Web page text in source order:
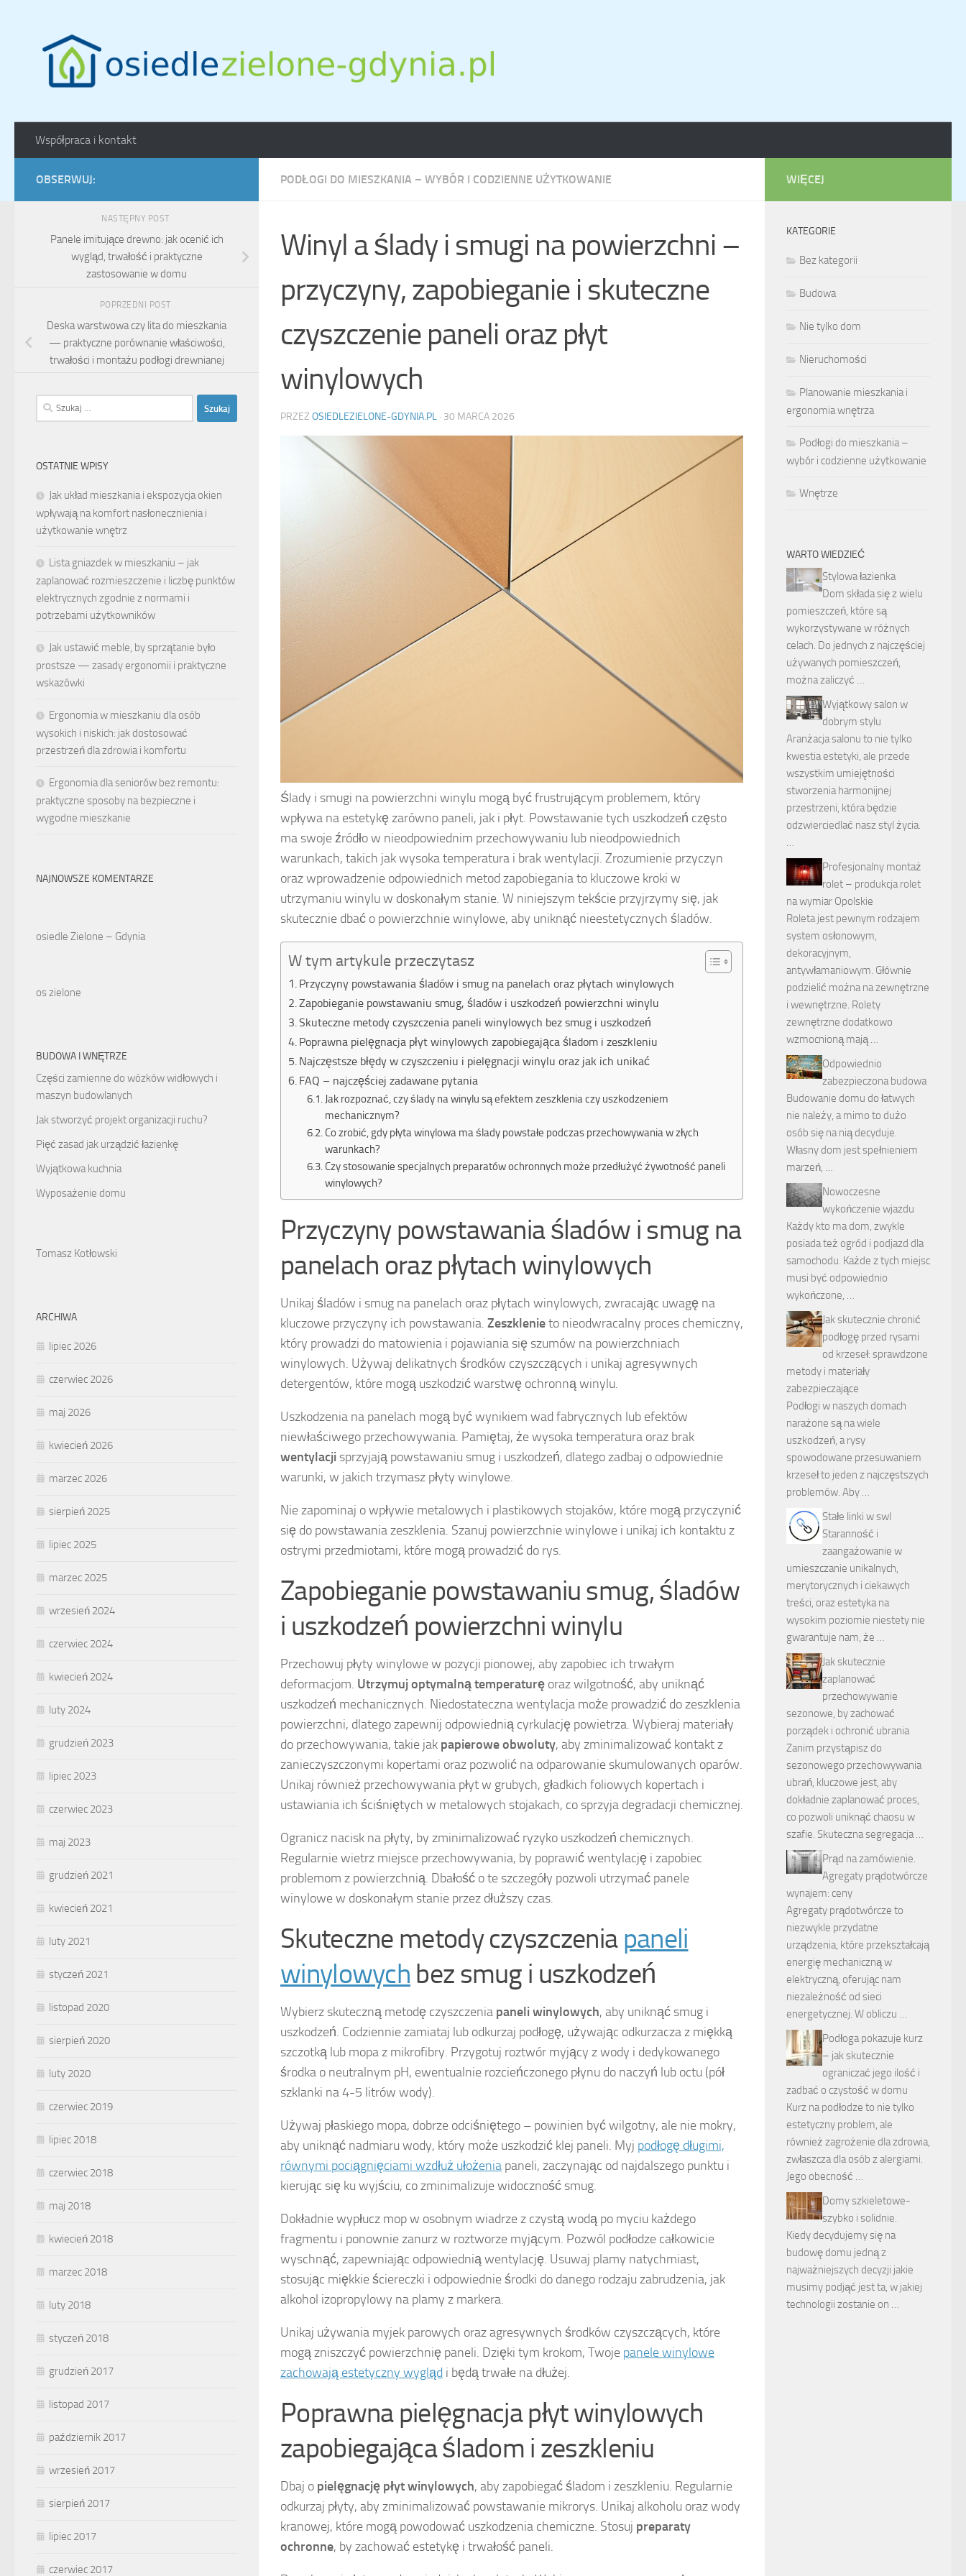
Współpraca i kontakt
PODŁOGI DO MIESZKANIA – WYBÓR I CODZIENNE UŻYTKOWANIE
Winyl a ślady i smugi na powierzchni –
przyczyny, zapobieganie i skuteczne
czyszczenie paneli oraz płyt
winylowych
PRZEZ OSIEDLEZIELONE-GDYNIA.PL · 30 MARCA 2026
Ślady i smugi na powierzchni winylu mogą być frustrującym problemem, który
wpływa na estetykę zarówno paneli, jak i płyt. Powstawanie tych uszkodzeń często
ma swoje źródło w nieodpowiednim przechowywaniu lub nieodpowiednich
warunkach, takich jak wysoka temperatura i brak wentylacji. Zrozumienie przyczyn
oraz wprowadzenie odpowiednich metod zapobiegania to kluczowe kroki w
utrzymaniu winylu w doskonałym stanie. W niniejszym tekście przyjrzymy się, jak
skutecznie dbać o powierzchnie winylowe, aby uniknąć nieestetycznych śladów.
W tym artykule przeczytasz
Przyczyny powstawania śladów i smug na panelach oraz płytach winylowych
Zapobieganie powstawaniu smug, śladów i uszkodzeń powierzchni winylu
Skuteczne metody czyszczenia paneli winylowych bez smug i uszkodzeń
Poprawna pielęgnacja płyt winylowych zapobiegająca śladom i zeszkleniu
Najczęstsze błędy w czyszczeniu i pielęgnacji winylu oraz jak ich unikać
FAQ – najczęściej zadawane pytania
Jak rozpoznać, czy ślady na winylu są efektem zeszklenia czy uszkodzeniem
mechanicznym?
Co zrobić, gdy płyta winylowa ma ślady powstałe podczas przechowywania w złych
warunkach?
Czy stosowanie specjalnych preparatów ochronnych może przedłużyć żywotność paneli
winylowych?
Przyczyny powstawania śladów i smug na
panelach oraz płytach winylowych
Unikaj śladów i smug na panelach oraz płytach winylowych, zwracając uwagę na
kluczowe przyczyny ich powstawania. Zeszklenieto nieodwracalny proces chemiczny,
który prowadzi do matowienia i pojawiania się szumów na powierzchniach
winylowych. Używaj delikatnych środków czyszczących i unikaj agresywnych
detergentów, które mogą uszkodzić warstwę ochronną winylu.
Uszkodzenia na panelach mogą być wynikiem wad fabrycznych lub efektów
niewłaściwego przechowywania. Pamiętaj, że wysoka temperatura oraz brak
wentylacji sprzyjają powstawaniu smug i uszkodzeń, dlatego zadbaj o odpowiednie
warunki, w jakich trzymasz płyty winylowe.
Nie zapominaj o wpływie metalowych i plastikowych stojaków, które mogą przyczynić
się do powstawania zeszklenia. Szanuj powierzchnie winylowe i unikaj ich kontaktu z
ostrymi przedmiotami, które mogą prowadzić do rys.
Zapobieganie powstawaniu smug, śladów
i uszkodzeń powierzchni winylu
Przechowuj płyty winylowe w pozycji pionowej, aby zapobiec ich trwałym
deformacjom. Utrzymuj optymalną temperaturę oraz wilgotność, aby uniknąć
uszkodzeń mechanicznych. Niedostateczna wentylacja może prowadzić do zeszklenia
powierzchni, dlatego zapewnij odpowiednią cyrkulację powietrza. Wybieraj materiały
do przechowywania, takie jak papierowe obwoluty, aby zminimalizować kontakt z
zanieczyszczonymi kopertami oraz pozwolić na odparowanie skumulowanych oparów.
Unikaj również przechowywania płyt w grubych, gładkich foliowych kopertach i
ustawiania ich ściśniętych w metalowych stojakach, co sprzyja degradacji chemicznej.
Ogranicz nacisk na płyty, by zminimalizować ryzyko uszkodzeń chemicznych.
Regularnie wietrz miejsce przechowywania, by poprawić wentylację i zapobiec
problemom z powierzchnią. Dbałość o te szczegóły pozwoli utrzymać panele
winylowe w doskonałym stanie przez dłuższy czas.
Skuteczne metody czyszczeniapaneli
winylowych bez smug i uszkodzeń
Wybierz skuteczną metodę czyszczenia paneli winylowych, aby uniknąć smug i
uszkodzeń. Codziennie zamiataj lub odkurzaj podłogę, używając odkurzacza z miękką
szczotką lub mopa z mikrofibry. Przygotuj roztwór myjący z wody i dedykowanego
środka o neutralnym pH, ewentualnie rozcieńczonego płynu do naczyń lub octu (pół
szklanki na 4-5 litrów wody).
Używaj płaskiego mopa, dobrze odciśniętego – powinien być wilgotny, ale nie mokry,
aby uniknąć nadmiaru wody, który może uszkodzić klej paneli. Myj podłogę długimi,
równymi pociągnięciami wzdłuż ułożenia paneli, zaczynając od najdalszego punktu i
kierując się ku wyjściu, co zminimalizuje widoczność smug.
Dokładnie wypłucz mop w osobnym wiadrze z czystą wodą po myciu każdego
fragmentu i ponownie zanurz w roztworze myjącym. Pozwól podłodze całkowicie
wyschnąć, zapewniając odpowiednią wentylację. Usuwaj plamy natychmiast,
stosując miękkie ściereczki i odpowiednie środki do danego rodzaju zabrudzenia, jak
alkohol izopropylowy na plamy z markera.
Unikaj używania myjek parowych oraz agresywnych środków czyszczących, które
mogą zniszczyć powierzchnię paneli. Dzięki tym krokom, Twoje panele winylowe
zachowają estetyczny wygląd i będą trwałe na dłużej.
Poprawna pielęgnacja płyt winylowych
zapobiegająca śladom i zeszkleniu
Dbaj o pielęgnację płyt winylowych, aby zapobiegać śladom i zeszkleniu. Regularnie
odkurzaj płyty, aby zminimalizować powstawanie mikrorys. Unikaj alkoholu oraz wody
kranowej, które mogą powodować uszkodzenia chemiczne. Stosuj preparaty
ochronne, by zachować estetykę i trwałość paneli.
OBSERWUJ:
NASTĘPNY POST
Panele imitujące drewno: jak ocenić ich
wygląd, trwałość i praktyczne
zastosowanie w domu
POPRZEDNI POST
Deska warstwowa czy lita do mieszkania
— praktyczne porównanie właściwości,
trwałości i montażu podłogi drewnianej
Szukaj:
OSTATNIE WPISY
Jak układ mieszkania i ekspozycja okien
wpływają na komfort nasłonecznienia i
użytkowanie wnętrz
Lista gniazdek w mieszkaniu – jak
zaplanować rozmieszczenie i liczbę punktów
elektrycznych zgodnie z normami i
potrzebami użytkowników
Jak ustawić meble, by sprzątanie było
prostsze — zasady ergonomii i praktyczne
wskazówki
Ergonomia w mieszkaniu dla osób
wysokich i niskich: jak dostosować
przestrzeń dla zdrowia i komfortu
Ergonomia dla seniorów bez remontu:
praktyczne sposoby na bezpieczne i
wygodne mieszkanie
NAJNOWSZE KOMENTARZE
osiedle Zielone – Gdynia
os zielone
BUDOWA I WNĘTRZE
Części zamienne do wózków widłowych i
maszyn budowlanych
Jak stworzyć projekt organizacji ruchu?
Pięć zasad jak urządzić łazienkę
Wyjątkowa kuchnia
Wyposażenie domu
Tomasz Kotłowski
ARCHIWA
lipiec 2026
czerwiec 2026
maj 2026
kwiecień 2026
marzec 2026
sierpień 2025
lipiec 2025
marzec 2025
wrzesień 2024
czerwiec 2024
kwiecień 2024
luty 2024
grudzień 2023
lipiec 2023
czerwiec 2023
maj 2023
grudzień 2021
kwiecień 2021
luty 2021
styczeń 2021
listopad 2020
sierpień 2020
luty 2020
czerwiec 2019
lipiec 2018
czerwiec 2018
maj 2018
kwiecień 2018
marzec 2018
luty 2018
styczeń 2018
grudzień 2017
listopad 2017
październik 2017
wrzesień 2017
sierpień 2017
lipiec 2017
czerwiec 2017
WIĘCEJ
KATEGORIE
Bez kategorii
Budowa
Nie tylko dom
Nieruchomości
Planowanie mieszkania i
ergonomia wnętrza
Podłogi do mieszkania –
wybór i codzienne użytkowanie
Wnętrze
WARTO WIEDZIEĆ
Stylowa łazienka
Dom składa się z wielu
pomieszczeń, które są
wykorzystywane w różnych
celach. Do jednych z najczęściej
używanych pomieszczeń,
można zaliczyć …
Wyjątkowy salon w
dobrym stylu
Aranżacja salonu to nie tylko
kwestia estetyki, ale przede
wszystkim umiejętności
stworzenia harmonijnej
przestrzeni, która będzie
odzwierciedlać nasz styl życia.
…
Profesjonalny montaż
rolet – produkcja rolet
na wymiar Opolskie
Roleta jest pewnym rodzajem
system osłonowym,
dekoracyjnym,
antywłamaniowym. Głównie
podzielić można na zewnętrzne
i wewnętrzne. Rolety
zewnętrzne dodatkowo
wzmocnioną mają …
Odpowiednio
zabezpieczona budowa
Budowanie domu do łatwych
nie należy, a mimo to dużo
osób się na nią decyduje.
Własny dom jest spełnieniem
marzeń, …
Nowoczesne
wykończenie wjazdu
Każdy kto ma dom, zwykle
posiada też ogród i podjazd dla
samochodu. Każde z tych miejsc
musi być odpowiednio
wykończone, …
Jak skutecznie chronić
podłogę przed rysami
od krzeseł: sprawdzone
metody i materiały
zabezpieczające
Podłogi w naszych domach
narażone są na wiele
uszkodzeń, a rysy
spowodowane przesuwaniem
krzeseł to jeden z najczęstszych
problemów. Aby …
Stałe linki w swl
Staranność i
zaangażowanie w
umieszczanie unikalnych,
merytorycznych i ciekawych
treści, oraz estetyka na
wysokim poziomie niestety nie
gwarantuje nam, że …
Jak skutecznie
zaplanować
przechowywanie
sezonowe, by zachować
porządek i ochronić ubrania
Zanim przystąpisz do
sezonowego przechowywania
ubrań, kluczowe jest, aby
dokładnie zaplanować proces,
co pozwoli uniknąć chaosu w
szafie. Skuteczna segregacja …
Prąd na zamówienie.
Agregaty prądotwórcze
wynajem: ceny
Agregaty prądotwórcze to
niezwykle przydatne
urządzenia, które przekształcają
energię mechaniczną w
elektryczną, oferując nam
niezależność od sieci
energetycznej. W obliczu …
Podłoga pokazuje kurz
– jak skutecznie
ograniczać jego ilość i
zadbać o czystość w domu
Kurz na podłodze to nie tylko
estetyczny problem, ale
również zagrożenie dla zdrowia,
zwłaszcza dla osób z alergiami.
Jego obecność …
Domy szkieletowe-
szybko i solidnie.
Kiedy decydujemy się na
budowę domu jedną z
najważniejszych decyzji jakie
musimy podjąć jest ta, w jakiej
technologii zostanie on …